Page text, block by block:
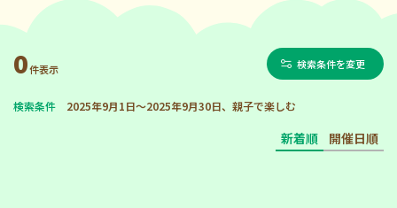
0件表示 検索条件を変更
検索条件 2025年9月1日～2025年9月30日、親子で楽しむ
新着順 開催日順